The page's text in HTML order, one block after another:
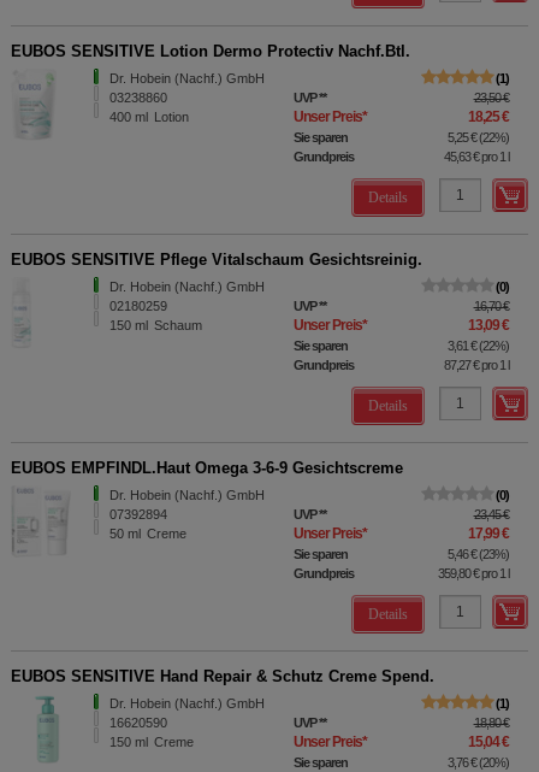
EUBOS SENSITIVE Lotion Dermo Protectiv Nachf.Btl.
Dr. Hobein (Nachf.) GmbH
03238860
400 ml Lotion
1
UVP** 23,50 €
Unser Preis* 18,25 €
Sie sparen 5,25 €(22%)
Grundpreis
45,63 €pro 1 l
Details
EUBOS SENSITIVE Pflege Vitalschaum Gesichtsreinig.
Dr. Hobein (Nachf.) GmbH
02180259
150 ml Schaum
0
UVP** 16,70 €
Unser Preis* 13,09 €
Sie sparen 3,61 €(22%)
Grundpreis
87,27 €pro 1 l
Details
EUBOS EMPFINDL.Haut Omega 3-6-9 Gesichtscreme
Dr. Hobein (Nachf.) GmbH
07392894
50 ml Creme
0
UVP** 23,45 €
Unser Preis* 17,99 €
Sie sparen 5,46 €(23%)
Grundpreis
359,80 €pro 1 l
Details
EUBOS SENSITIVE Hand Repair & Schutz Creme Spend.
Dr. Hobein (Nachf.) GmbH
16620590
150 ml Creme
1
UVP** 18,80 €
Unser Preis* 15,04 €
Sie sparen 3,76 €(20%)